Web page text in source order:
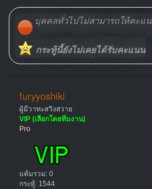
บุคคลทั่วไปไม่สามารถให้คะแ
กระทู้นี้ยังไม่เคยได้รับคะแนน
furyyoshiki
ผู้มีวาทะสวิงสวาย
VIP (เลือกโดยทีมงาน)
Pro
แต้มรวม: 0
กระทู้: 1544